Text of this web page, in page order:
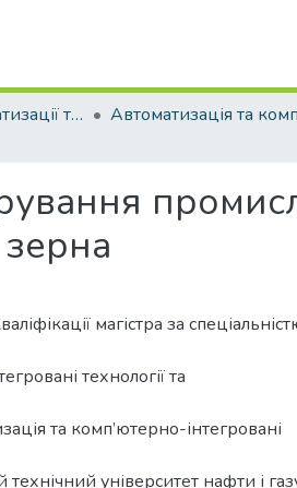
Кафедра автоматизації та комп'ютерно-інтегрованих технологій
магістра за
технології та
та комп’ютерно-інтегровані
університет нафти і